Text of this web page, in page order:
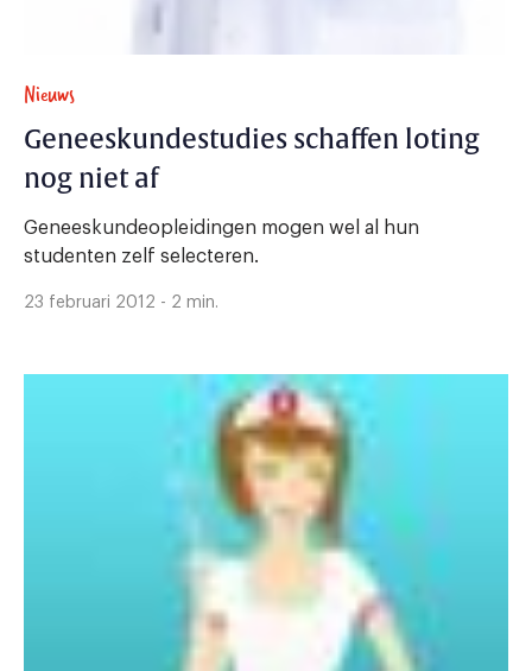
Nieuws
Geneeskundestudies schaffen loting
nog niet af
Geneeskundeopleidingen mogen wel al hun
studenten zelf selecteren.
23 februari 2012 - 2 min.